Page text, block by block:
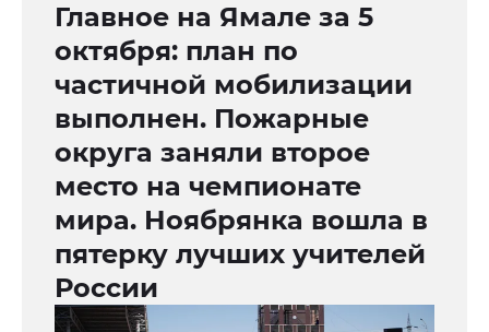
Главное на Ямале за 5
октября: план по
частичной мобилизации
выполнен. Пожарные
округа заняли второе
место на чемпионате
мира. Ноябрянка вошла в
пятерку лучших учителей
России